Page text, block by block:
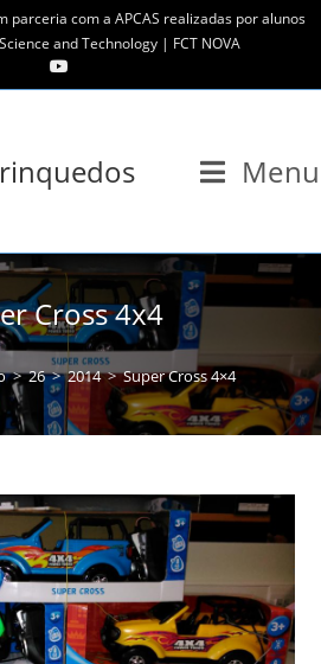
parceria com a APCAS realizadas por alunos
and Technology | FCT NOVA
Menu
Cross 4x4
> 26 > 2014 > Super Cross 4×4